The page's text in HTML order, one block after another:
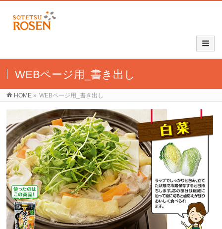
WEBページ用_書き出し
HOME » WEBページ用_書き出し